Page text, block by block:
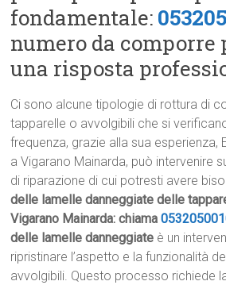
fondamentale:
numero da comporre
una risposta
Ci sono alcune tipologie di rottura di
tapparelle o avvolgibili che si
frequenza, grazie alla sua esperienza,
a Vigarano Mainarda, può intervenire
di riparazione di cui potresti avere
delle lamelle danneggiate delle
Vigarano Mainarda: chiama
delle lamelle danneggiate è un
ripristinare l’aspetto e la funzionalità
avvolgibili. Questo processo richiede